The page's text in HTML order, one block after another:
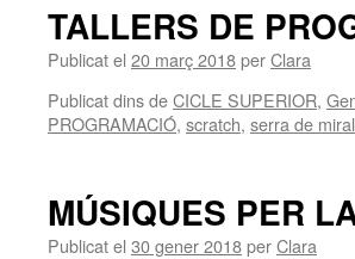
TALLERS DE
Publicat el 20 març 2018perClara
Publicat dins deCICLE SUPERIOR,
PROGRAMACIÓ, scratch, serra de
MÚSIQUES PER
Publicat el 30 gener 2018perClara